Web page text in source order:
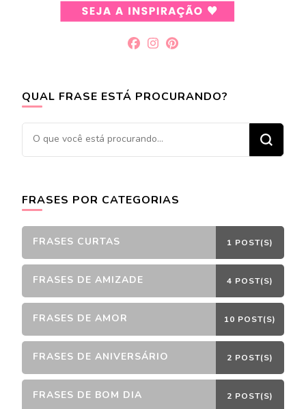
QUAL FRASE ESTÁ PROCURANDO?
Procurando
algo?
FRASES POR CATEGORIAS
FRASES CURTAS 1 POST(S)
FRASES DE AMIZADE 4 POST(S)
FRASES DE AMOR 10 POST(S)
FRASES DE ANIVERSÁRIO 2 POST(S)
FRASES DE BOM DIA 2 POST(S)